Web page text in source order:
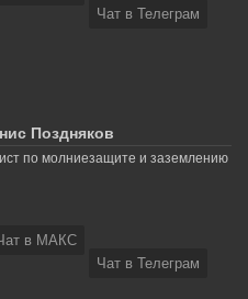
Чат в Телеграм
Поздняков
по молниезащите и заземлению
в МАКС
Чат в Телеграм